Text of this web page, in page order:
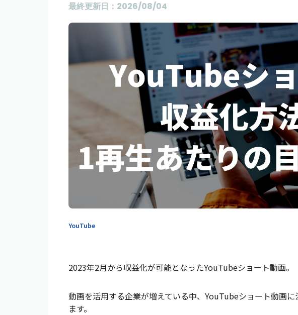
最終更新日：2026/08/04
YouTube
2023年2月から収益化が可能となったYouTubeショート動画。
動画を活用する企業が増えている中、YouTubeショート動画
ます。